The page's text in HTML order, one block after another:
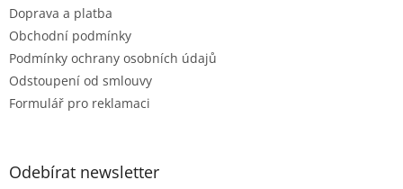
Doprava a platba
Obchodní podmínky
Podmínky ochrany osobních údajů
Odstoupení od smlouvy
Formulář pro reklamaci
Odebírat newsletter